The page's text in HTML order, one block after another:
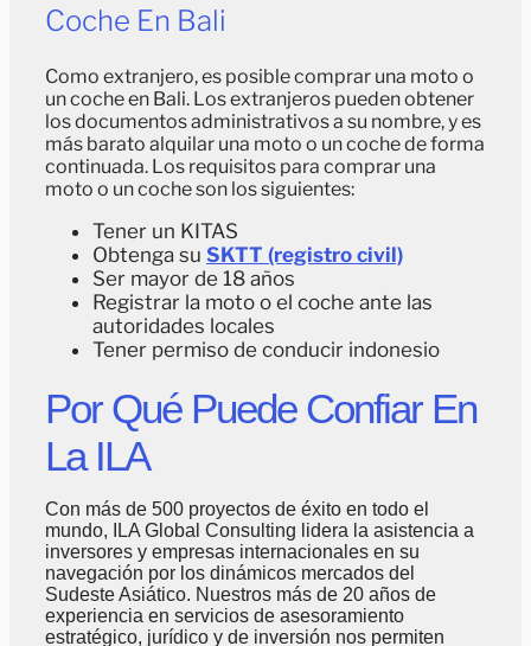
Coche En Bali
Como extranjero, es posible comprar una moto o
un coche en Bali. Los extranjeros pueden obtener
los documentos administrativos a su nombre, y es
más barato alquilar una moto o un coche de forma
continuada. Los requisitos para comprar una
moto o un coche son los siguientes:
Tener un KITAS
Obtenga su SKTT (registro civil)
Ser mayor de 18 años
Registrar la moto o el coche ante las
autoridades locales
Tener permiso de conducir indonesio
Por Qué Puede Confiar En
La ILA
Con más de 500 proyectos de éxito en todo el
mundo, ILA Global Consulting lidera la asistencia a
inversores y empresas internacionales en su
navegación por los dinámicos mercados del
Sudeste Asiático. Nuestros más de 20 años de
experiencia en servicios de asesoramiento
estratégico, jurídico y de inversión nos permiten